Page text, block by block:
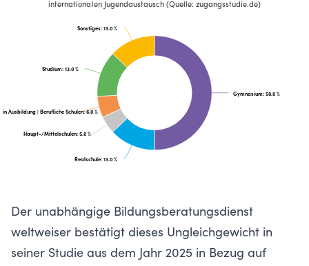
internationalen ​Jugendaustausch (Quelle: zugangsstudie.de)
Gymnasium: 50.0 %
Realschule: 13.0 %
Haupt-/Mittelschulen: 5.0 %
in Ausbildung | Berufliche Schulen: 6.0 %
Studium: 13.0 %
Sonstiges: 13.0 %
Der unabhängige Bildungsberatungsdienst
weltweiser bestätigt dieses Ungleichgewicht in
seiner Studie aus dem Jahr 2025 in Bezug auf